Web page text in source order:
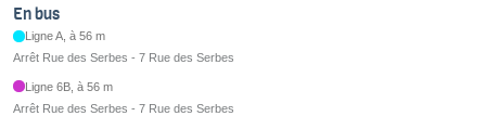
En bus
Ligne A, à 56 m
Arrêt Rue des Serbes - 7 Rue des Serbes
Ligne 6B, à 56 m
Arrêt Rue des Serbes - 7 Rue des Serbes